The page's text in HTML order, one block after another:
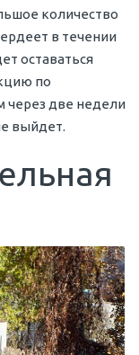
количество
в течении
оставаться
по
через две недели
выйдет.